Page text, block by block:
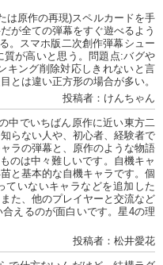
は原作の再現)スペルカードを手
が全ての弾幕をすぐ遊べるよう
。スマホ版二次創作弾幕シュー
が高いと思う。問題点:バグや
キング削除対応しきれないと言
とは違い正方形の場合が多い。
投稿者：けんちゃん
中でいちばん原作に近い東方二
らない人や、初心者、経験者で
ラの弾幕と、原作のような物語
のは中々難しいです。自機キャ
と基本的な自機キャラです。個
ていないキャラなどを追加した
た、他のプレイヤーと交流など
えるのが面白いです。星4の理
投稿者：松井愛花